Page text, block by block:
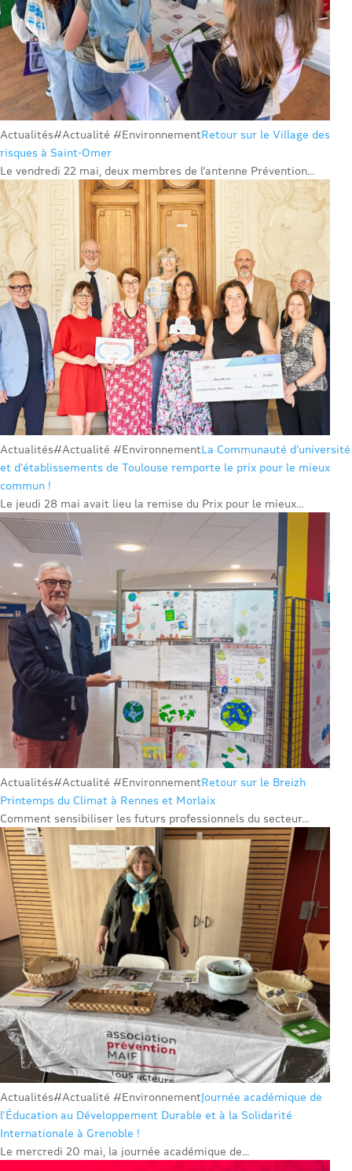
Actualités#Actualité #EnvironnementRetour sur le Village des
risques à Saint-Omer
Le vendredi 22 mai, deux membres de l’antenne Prévention...
Actualités#Actualité #EnvironnementLa Communauté d’université
et d’établissements de Toulouse remporte le prix pour le mieux
commun !
Le jeudi 28 mai avait lieu la remise du Prix pour le mieux...
Actualités#Actualité #EnvironnementRetour sur le Breizh
Printemps du Climat à Rennes et Morlaix
Comment sensibiliser les futurs professionnels du secteur...
Actualités#Actualité #EnvironnementJournée académique de
l’Éducation au Développement Durable et à la Solidarité
Internationale à Grenoble !
Le mercredi 20 mai, la journée académique de...